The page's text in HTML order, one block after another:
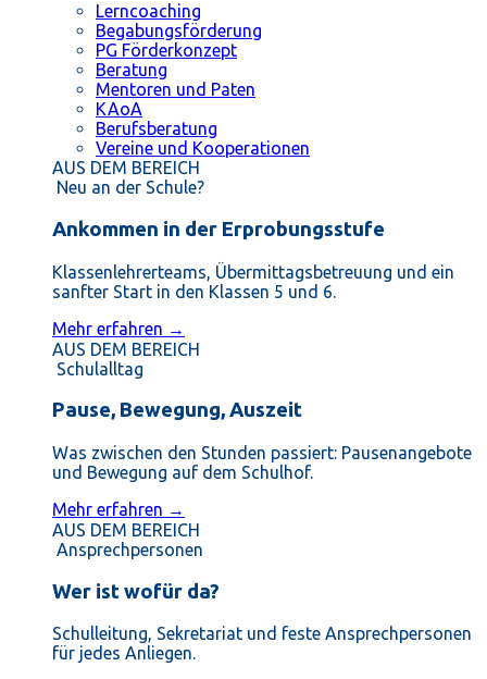
Lerncoaching
Begabungsförderung
PG Förderkonzept
Beratung
Mentoren und Paten
KAoA
Berufsberatung
Vereine und Kooperationen
AUS DEM BEREICH
Neu an der Schule?
Ankommen in der Erprobungsstufe
Klassenlehrerteams, Übermittagsbetreuung und ein
sanfter Start in den Klassen 5 und 6.
Mehr erfahren →
AUS DEM BEREICH
Schulalltag
Pause, Bewegung, Auszeit
Was zwischen den Stunden passiert: Pausenangebote
und Bewegung auf dem Schulhof.
Mehr erfahren →
AUS DEM BEREICH
Ansprechpersonen
Wer ist wofür da?
Schulleitung, Sekretariat und feste Ansprechpersonen
für jedes Anliegen.